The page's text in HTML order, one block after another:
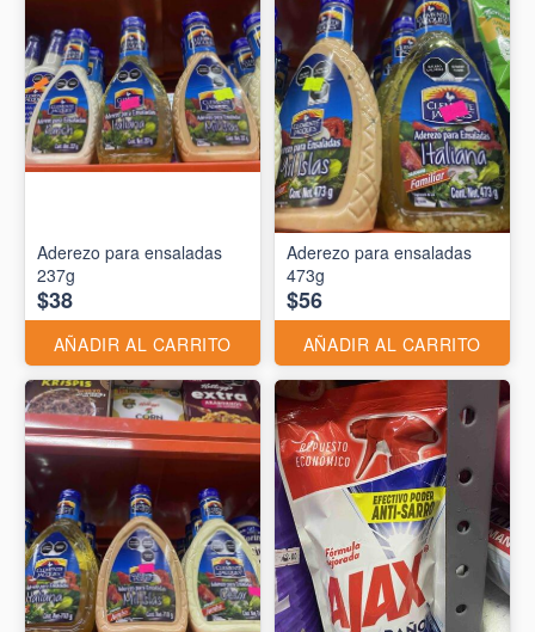
Aderezo para ensaladas
237g
$38
AÑADIR AL CARRITO
Aderezo para ensaladas
473g
$56
AÑADIR AL CARRITO